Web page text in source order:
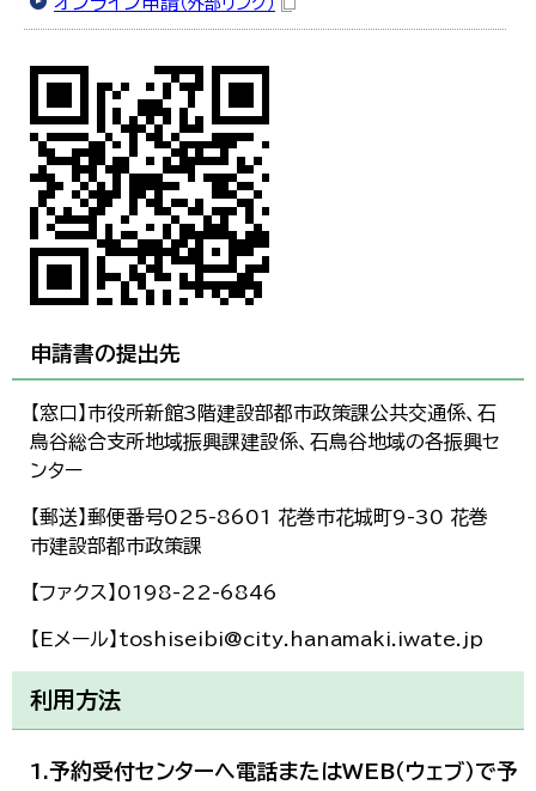
申請書の提出先
【窓口】市役所新館3階建設部都市政策課公共交通係、石
鳥谷総合支所地域振興課建設係、石鳥谷地域の各振興セ
ンター
【郵送】郵便番号025-8601 花巻市花城町9-30 花巻
市建設部都市政策課
【ファクス】0198-22-6846
【Eメール】toshiseibi@city.hanamaki.iwate.jp
利用方法
1.予約受付センターへ電話またはWEB（ウェブ）で予